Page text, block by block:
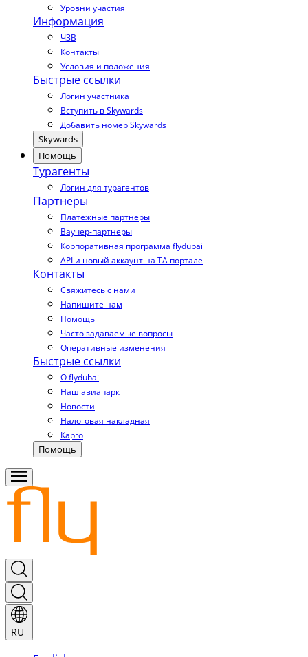
Уровни участия
Информация
ЧЗВ
Контакты
Условия и положения
Быстрые ссылки
Логин участника
Вступить в Skywards
Добавить номер Skywards
Skywards
Помощь
Турагенты
Логин для турагентов
Партнеры
Платежные партнеры
Ваучер-партнеры
Корпоративная программа flydubai
API и новый аккаунт на TA портале
Контакты
Свяжитесь с нами
Напишите нам
Помощь
Часто задаваемые вопросы
Оперативные изменения
Быстрые ссылки
О flydubai
Наш авиапарк
Новости
Налоговая накладная
Карго
Помощь
RU